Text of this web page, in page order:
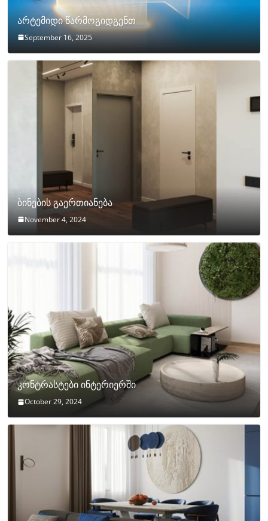
არტემიდი წარმოგიდგენთ
September 16, 2025
ბინების გაერთიანება
November 4, 2024
კონტრასტები ინტერიერში
October 29, 2024